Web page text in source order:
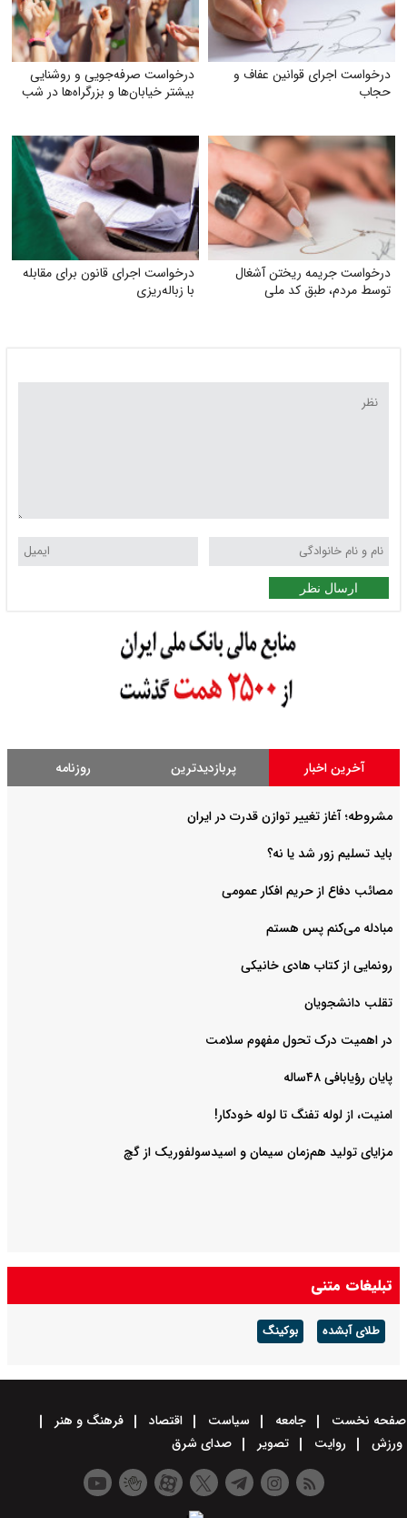
درخواست اجرای قوانین عفاف و
حجاب
درخواست صرفه‌جویی و روشنایی
بیشتر خیابان‌ها و بزرگراه‌ها در شب
درخواست جریمه ریختن آشغال
توسط مردم، طبق کد ملی
درخواست اجرای قانون برای مقابله
با زباله‌ریزی
ارسال نظر
آخرین اخبار پربازدیدترین روزنامه
مشروطه؛ آغاز تغییر توازن قدرت در ایران
باید تسلیم زور شد یا نه؟
مصائب دفاع از حریم افکار عمومی
مبادله می‌کنم پس هستم
رونمایی از کتاب هادی خانیکی
‌تقلب دانشجویان
در اهمیت درک تحول مفهوم سلامت
پایان رؤیابافی ۴۸ساله
امنیت، از لوله تفنگ تا ‌لوله خودکار!
مزایای تولید هم‌زمان سیمان و اسیدسولفوریک از گچ
تبلیغات متنی
طلای آبشده بوکینگ
صفحه نخست جامعه سیاست اقتصاد
فرهنگ و هنر
ورزش
روایت تصویر صدای شرق